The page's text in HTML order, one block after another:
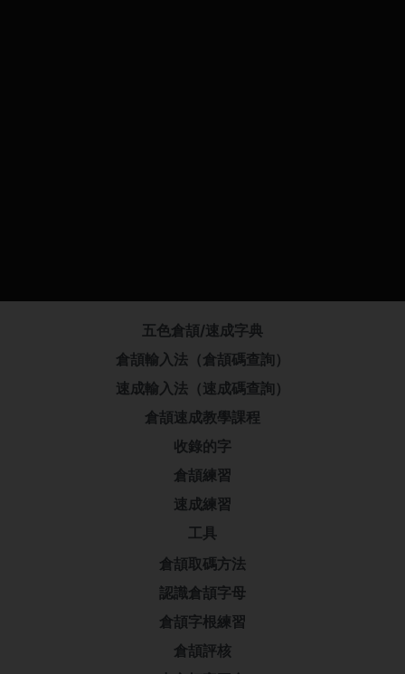
五色倉頡/速成字典
倉頡輸入法（倉頡碼查詢）
速成輸入法（速成碼查詢）
倉頡速成教學課程
收錄的字
倉頡練習
速成練習
工具
倉頡取碼方法
認識倉頡字母
倉頡字根練習
倉頡評核